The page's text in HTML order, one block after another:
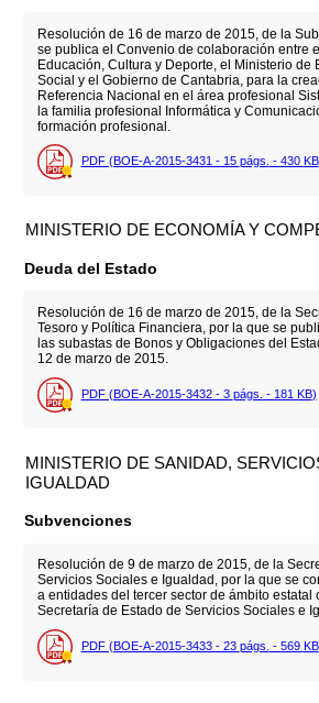
Resolución de 16 de marzo de 2015, de la
se publica el Convenio de colaboración entre
Educación, Cultura y Deporte, el Ministerio de
Social y el Gobierno de Cantabria, para la
Referencia Nacional en el área profesional
la familia profesional Informática y
formación profesional.
PDF (BOE-A-2015-3431 - 15 págs. - 430 KB
MINISTERIO DE ECONOMÍA Y
Deuda del Estado
Resolución de 16 de marzo de 2015, de la
Tesoro y Política Financiera, por la que se
las subastas de Bonos y Obligaciones del
12 de marzo de 2015.
PDF (BOE-A-2015-3432 - 3 págs. - 181 KB)
MINISTERIO DE SANIDAD,
IGUALDAD
Subvenciones
Resolución de 9 de marzo de 2015, de la
Servicios Sociales e Igualdad, por la que se
a entidades del tercer sector de ámbito estatal
Secretaría de Estado de Servicios Sociales e
PDF (BOE-A-2015-3433 - 23 págs. - 569 KB